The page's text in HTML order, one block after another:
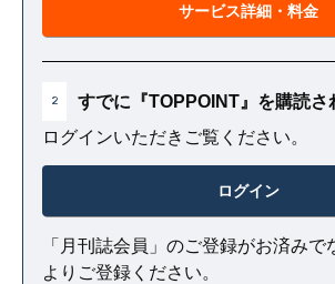
サービス詳細・料金
2
すでに『TOPPOINT』を購読さ
ログインいただきご覧ください。
ログイン
「月刊誌会員」のご登録がお済みで
よりご登録ください。